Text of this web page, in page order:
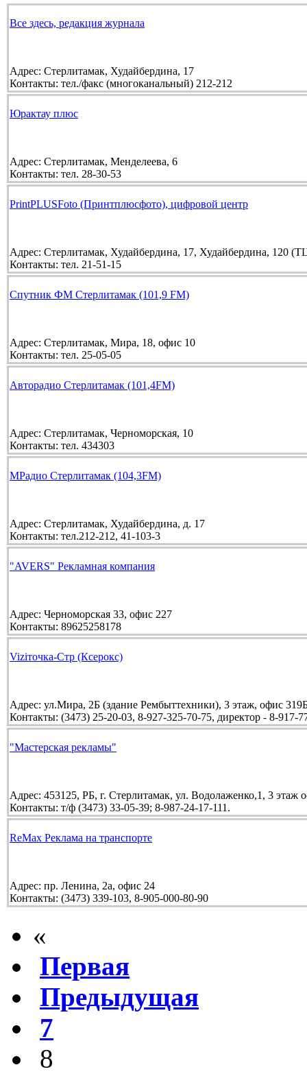
Все здесь, редакция журнала
Адрес: Стерлитамак, Худайбердина, 17
Контакты: тел./факс (многоканальный) 212-212
Юрактау плюс
Адрес: Стерлитамак, Менделеева, 6
Контакты: тел. 28-30-53
PrintPLUSFoto (Принтплюсфото), цифровой центр
Адрес: Стерлитамак, Худайбердина, 17, Худайбердина, 120
Контакты: тел. 21-51-15
Спутник ФМ Стерлитамак (101,9 FM)
Адрес: Стерлитамак, Мира, 18, офис 10
Контакты: тел. 25-05-05
Авторадио Стерлитамак (101,4FM)
Адрес: Стерлитамак, Черноморская, 10
Контакты: тел. 434303
МРадио Стерлитамак (104,3FM)
Адрес: Стерлитамак, Худайбердина, д. 17
Контакты: тел.212-212, 41-103-3
"AVERS" Рекламная компания
Адрес: Черноморская 33, офис 227
Контакты: 89625258178
Viziточка-Стр (Ксерокс)
Адрес: ул.Мира, 2Б (здание Рембыттехники), 3 этаж, офис
Контакты: (3473) 25-20-03, 8-927-325-70-75, директор - 8-917-
"Мастерская рекламы"
Адрес: 453125, РБ, г. Стерлитамак, ул. Водолаженко,1, 3 этаж
Контакты: т/ф (3473) 33-05-39; 8-987-24-17-111.
ReMax Реклама на транспорте
Адрес: пр. Ленина, 2а, офис 24
Контакты: (3473) 339-103, 8-905-000-80-90
«
Первая
Предыдущая
7
8